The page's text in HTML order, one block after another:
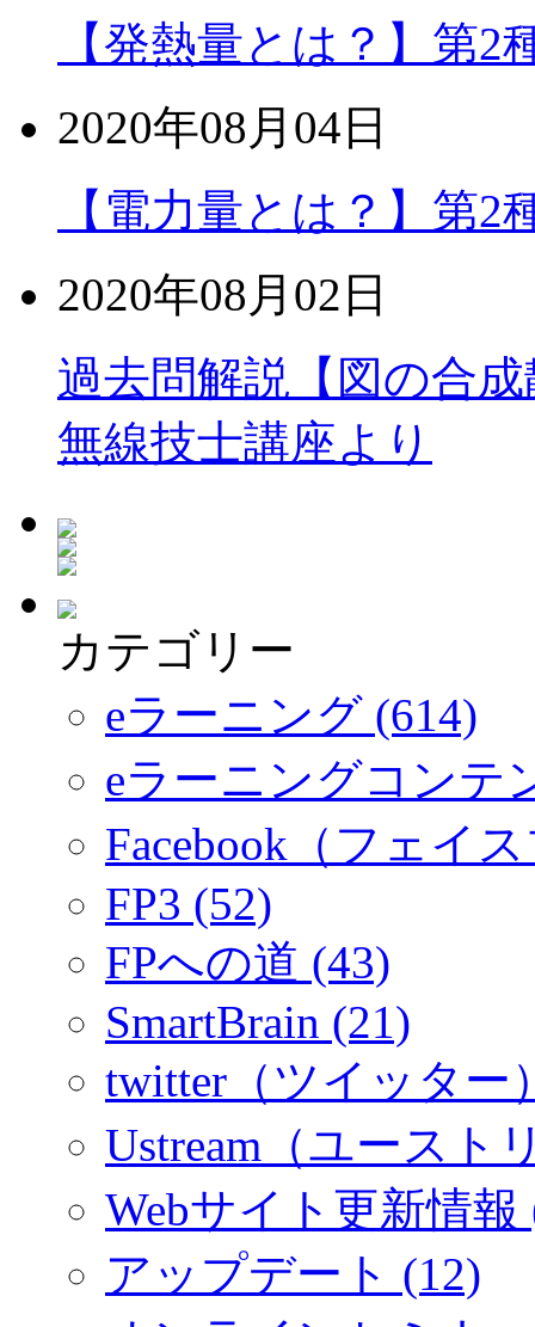
【発熱量とは？】第2
2020年08月04日
【電力量とは？】第2
2020年08月02日
過去問解説【図の合
無線技士講座より
カテゴリー
eラーニング (614)
eラーニングコンテ
Facebook（フェイ
FP3 (52)
FPへの道 (43)
SmartBrain (21)
twitter（ツイッター
Ustream（ユースト
Webサイト更新情報
アップデート (12)